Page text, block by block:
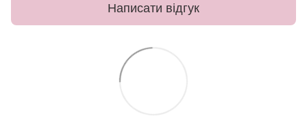
Написати відгук